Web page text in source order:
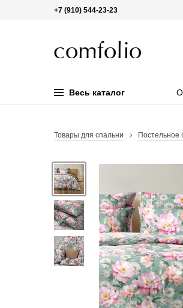
+7 (910) 544-23-23
Весь каталог
Товары для спальни Постельное